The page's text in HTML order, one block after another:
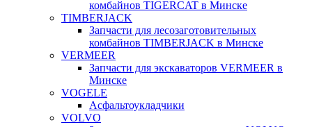
комбайнов TIGERCAT в Минске
TIMBERJACK
Запчасти для лесозаготовительных
комбайнов TIMBERJACK в Минске
VERMEER
Запчасти для экскаваторов VERMEER в
Минске
VOGELE
Асфальтоукладчики
VOLVO